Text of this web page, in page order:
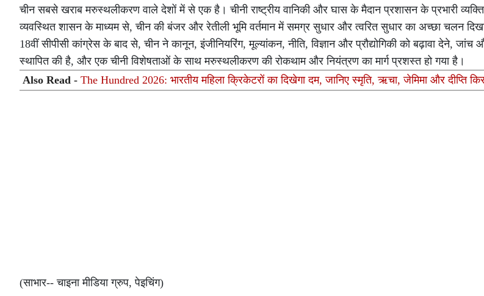
चीन सबसे खराब मरुस्थलीकरण वाले देशों में से एक है। चीनी राष्ट्रीय वानिकी और घास के मैदान प्रशासन के प्रभारी
व्यवस्थित शासन के माध्यम से, चीन की बंजर और रेतीली भूमि वर्तमान में समग्र सुधार और त्वरित सुधार का अच्छा चलन
18वीं सीपीसी कांग्रेस के बाद से, चीन ने कानून, इंजीनियरिंग, मूल्यांकन, नीति, विज्ञान और प्रौद्योगिकी को बढ़ावा देने, जांच
स्थापित की है, और एक चीनी विशेषताओं के साथ मरुस्थलीकरण की रोकथाम और नियंत्रण का मार्ग प्रशस्त हो गया है।
Also Read - The Hundred 2026: भारतीय महिला क्रिकेटरों का दिखेगा दम, जानिए स्मृति, ऋचा, जेमिमा और दीप्ति
(साभार-- चाइना मीडिया ग्रुप, पेइचिंग)